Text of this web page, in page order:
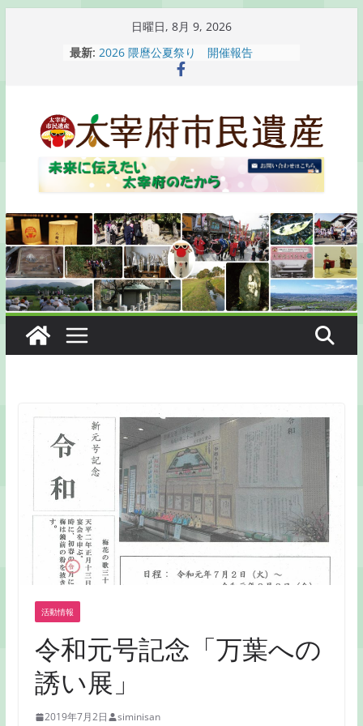
プ
日曜日, 8月 9, 2026
最新: 2026 隈麿公夏祭り 開催報告
通古賀歴史勉強会が開催されます
梅香苑夏まつり子どもみこし開催のお
知らせ
木うそ絵付け体験のお知らせ
活動情報
令和元号記念「万葉への
誘い展」
2019年7月2日 siminisan